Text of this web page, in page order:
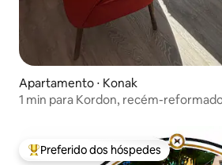
Apartamento ⋅ Konak
1 min para Kordon, recém-
Entre os melhores preferidos dos
Preferido dos hóspedes